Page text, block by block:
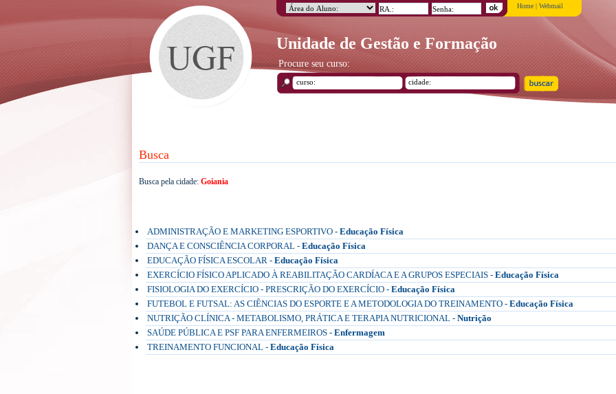
Unidade de Gestão e Formação
Home | Webmail
Procure seu curso:
Busca
Busca pela cidade: Goiania
ADMINISTRAÇÃO E MARKETING ESPORTIVO - Educação Física
DANÇA E CONSCIÊNCIA CORPORAL - Educação Física
EDUCAÇÃO FÍSICA ESCOLAR - Educação Física
EXERCÍCIO FÍSICO APLICADO À REABILITAÇÃO CARDÍACA E A GRUPOS ESPECIAIS - Educação Física
FISIOLOGIA DO EXERCÍCIO - PRESCRIÇÃO DO EXERCÍCIO - Educação Física
FUTEBOL E FUTSAL: AS CIÊNCIAS DO ESPORTE E A METODOLOGIA DO TREINAMENTO - Educação Física
NUTRIÇÃO CLÍNICA - METABOLISMO, PRÁTICA E TERAPIA NUTRICIONAL - Nutrição
SAÚDE PÚBLICA E PSF PARA ENFERMEIROS - Enfermagem
TREINAMENTO FUNCIONAL - Educação Física